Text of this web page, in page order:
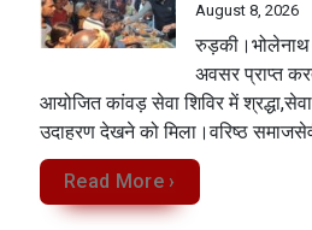
August 8, 2026
रुड़की।भोलेनाथ
अवसर प्राप्त
आयोजित कांवड़ सेवा शिविर में
उदाहरण देखने को मिला‌।वरिष्ठ
Read More ›